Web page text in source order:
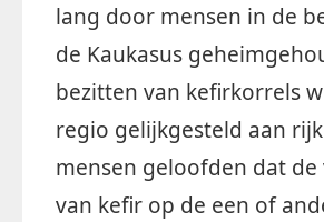
lang door mensen in de
de Kaukasus
bezitten van kefirkorrels
regio gelijkgesteld aan
mensen geloofden dat
van kefir op de een of